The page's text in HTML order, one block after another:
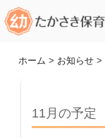
コ
ン
ホーム > お知らせ>
11月の予定